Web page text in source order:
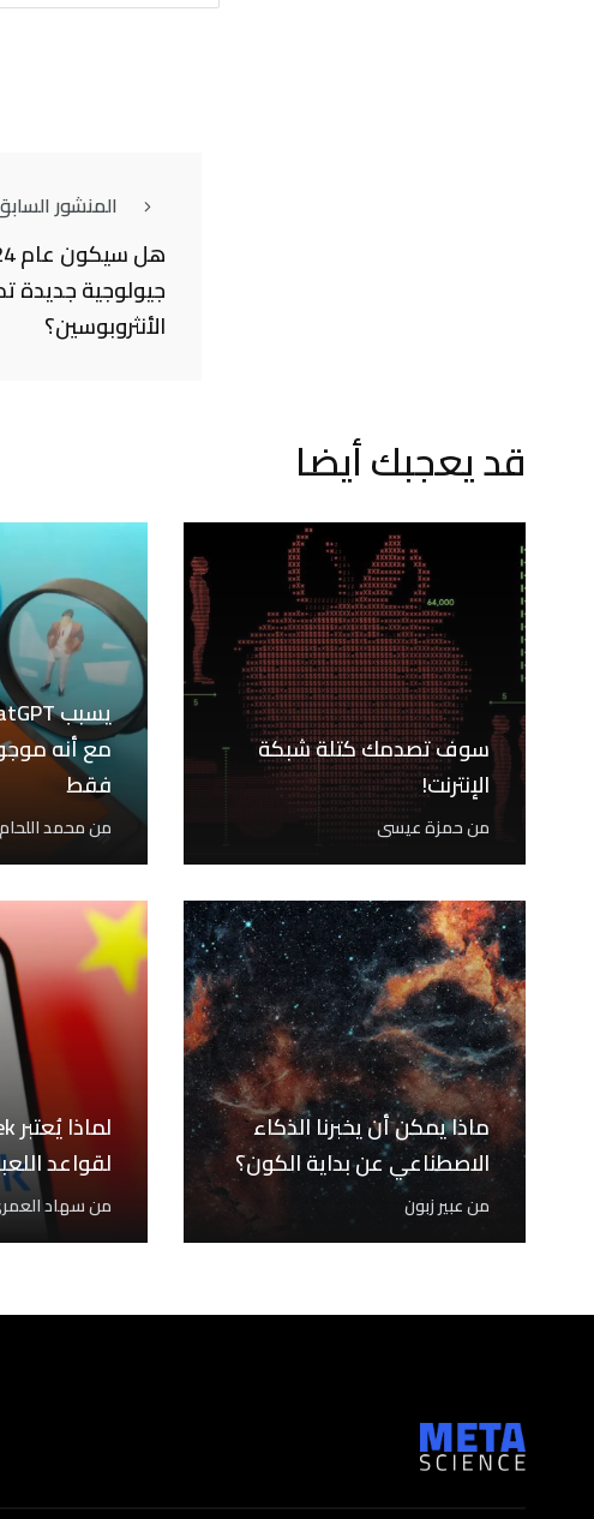
المنشور
جيولوجية جديدة
الأنثروبوسين؟
قد يعجبك أيضا
سوف تصدمك كتلة شبكة
الإنترنت!
منحمزة عيسى
مع أنه
فقط
منمحمد اللحام
ماذا يمكن أن يخبرنا الذكاء
الاصطناعي عن بداية الكون؟
منعبير زبون
لقواعد
منسهاد